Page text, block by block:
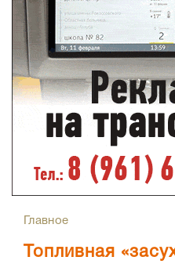
Главное
Топливная